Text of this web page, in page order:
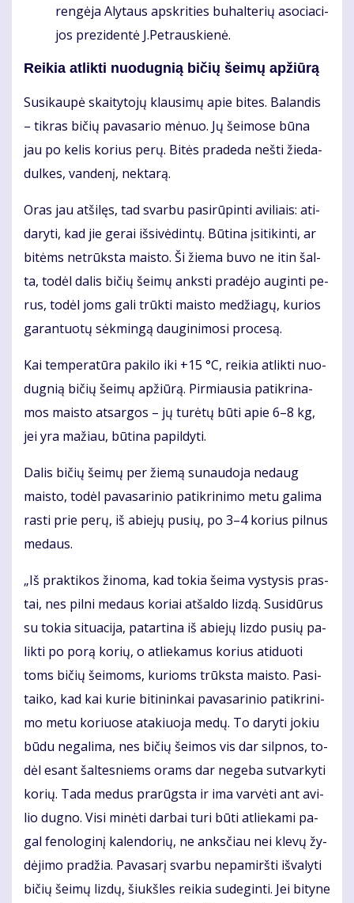
ren­gė­ja Aly­taus ap­skri­ties bu­hal­te­rių aso­cia­ci­
jos pre­zi­den­tė J.Pet­raus­kie­nė.
Rei­kia at­lik­ti nuo­dug­nią bi­čių šei­mų ap­žiū­rą
Su­si­kau­pė skai­ty­to­jų klau­si­mų apie bi­tes. Ba­lan­dis
– tik­ras bi­čių pa­va­sa­rio mė­nuo. Jų šei­mo­se bū­na
jau po ke­lis ko­rius pe­rų. Bi­tės pra­de­da neš­ti žie­da­
dul­kes, van­de­nį, nek­ta­rą.
Oras jau at­ši­lęs, tad svar­bu pa­si­rū­pin­ti avi­liais: ati­
da­ry­ti, kad jie ge­rai iš­si­vė­din­tų. Bū­ti­na įsi­ti­kin­ti, ar
bi­tėms ne­trūks­ta mais­to. Ši žie­ma bu­vo ne itin šal­
ta, to­dėl da­lis bi­čių šei­mų anks­ti pra­dė­jo au­gin­ti pe­
rus, to­dėl joms ga­li trūk­ti mais­to me­džia­gų, ku­rios
ga­ran­tuo­tų sėk­min­gą dau­gi­ni­mo­si pro­ce­są.
Kai tem­pe­ra­tū­ra pa­ki­lo iki +15 °C, rei­kia at­lik­ti nuo­
dug­nią bi­čių šei­mų ap­žiū­rą. Pir­miau­sia pa­tik­ri­na­
mos mais­to at­sar­gos – jų tu­rė­tų bū­ti apie 6–8 kg,
jei yra ma­žiau, bū­ti­na pa­pil­dy­ti.
Da­lis bi­čių šei­mų per žie­mą su­nau­do­ja ne­daug
mais­to, to­dėl pa­va­sa­ri­nio pa­tik­ri­ni­mo me­tu ga­li­ma
ras­ti prie pe­rų, iš abie­jų pu­sių, po 3–4 ko­rius pil­nus
me­daus.
„Iš prak­ti­kos ži­no­ma, kad to­kia šei­ma vys­ty­sis pras­
tai, nes pil­ni me­daus ko­riai at­šal­do liz­dą. Su­si­dū­rus
su to­kia si­tu­a­ci­ja, pa­tar­ti­na iš abie­jų liz­do pu­sių pa­
lik­ti po po­rą ko­rių, o at­lie­ka­mus ko­rius ati­duo­ti
toms bi­čių šei­moms, ku­rioms trūks­ta mais­to. Pa­si­
tai­ko, kad kai ku­rie bi­ti­nin­kai pa­va­sa­ri­nio pa­tik­ri­ni­
mo me­tu ko­riuo­se ata­kiuo­ja me­dų. To da­ry­ti jo­kiu
bū­du ne­ga­li­ma, nes bi­čių šei­mos vis dar sil­pnos, to­
dėl esant šal­tes­niems orams dar ne­ge­ba su­tvar­ky­ti
ko­rių. Ta­da me­dus pra­rūgs­ta ir ima var­vė­ti ant avi­
lio dug­no. Vi­si mi­nė­ti dar­bai tu­ri bū­ti at­lie­ka­mi pa­
gal fe­no­lo­gi­nį ka­len­do­rių, ne anks­čiau nei kle­vų žy­
dė­ji­mo pra­džia. Pa­va­sa­rį svar­bu ne­pa­mirš­ti iš­va­ly­ti
bi­čių šei­mų liz­dų, šiukš­les rei­kia su­de­gin­ti. Jei bi­ty­ne